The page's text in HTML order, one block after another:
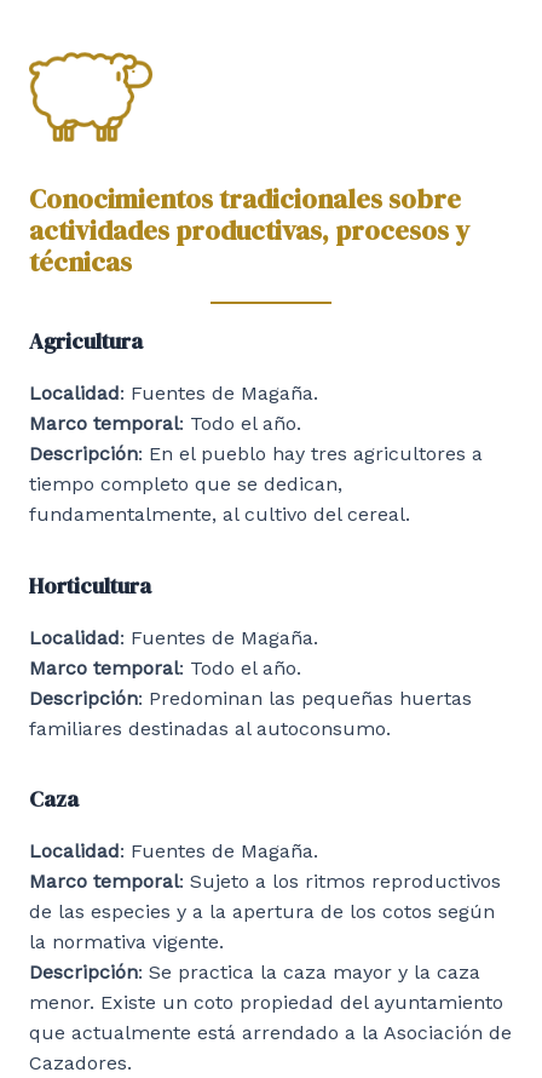
Conocimientos tradicionales sobre
actividades productivas, procesos y
técnicas
Agricultura
Localidad: Fuentes de Magaña.
Marco temporal: Todo el año.
Descripción: En el pueblo hay tres agricultores a
tiempo completo que se dedican,
fundamentalmente, al cultivo del cereal.
Horticultura
Localidad: Fuentes de Magaña.
Marco temporal: Todo el año.
Descripción: Predominan las pequeñas huertas
familiares destinadas al autoconsumo.
Caza
Localidad: Fuentes de Magaña.
Marco temporal: Sujeto a los ritmos reproductivos
de las especies y a la apertura de los cotos según
la normativa vigente.
Descripción: Se practica la caza mayor y la caza
menor. Existe un coto propiedad del ayuntamiento
que actualmente está arrendado a la Asociación de
Cazadores.